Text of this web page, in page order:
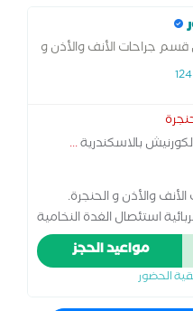
جراحات الأنف والأذن و
124
بالاسكندرية...
والأذن و الحنجرة.
استئصال الغدة النخامية
الميكروسكوبية للأذن
الأذن من الشمع جراحة
علاج الشخير علاج العصب
مواعيد الحجز
الحضور